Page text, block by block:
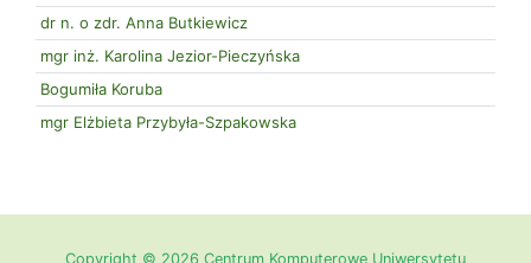
dr n. o zdr. Anna Butkiewicz
mgr inż. Karolina Jezior-Pieczyńska
Bogumiła Koruba
mgr Elżbieta Przybyła-Szpakowska
Copyright © 2026 Centrum Komputerowe Uniwersytetu